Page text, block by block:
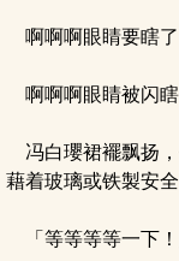
啊啊啊眼睛要瞎了
啊啊啊眼睛被闪瞎
冯白瓔裙襬飘扬
藉着玻璃或铁製安
「等等等等一下！